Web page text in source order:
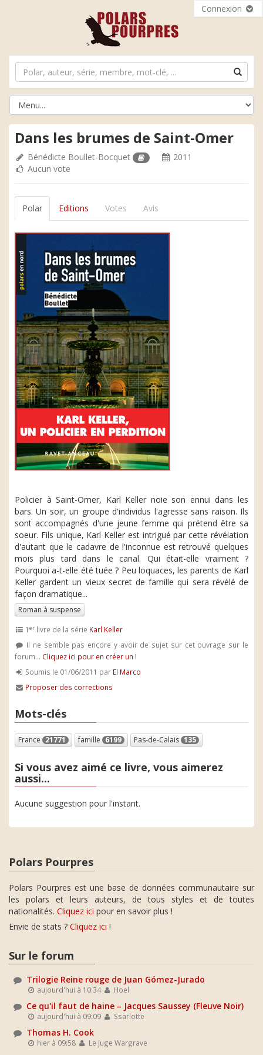
Connexion
Dans les brumes de Saint-Omer
Bénédicte Boullet-Bocquet
2011
Aucun vote
Polar Editions Votes Avis
Policier à Saint-Omer, Karl Keller noie son ennui dans les
bars. Un soir, un groupe d'individus l'agresse sans raison. Ils
sont accompagnés d'une jeune femme qui prétend être sa
soeur. Fils unique, Karl Keller est intrigué par cette révélation
d'autant que le cadavre de l'inconnue est retrouvé quelques
mois plus tard dans le canal. Qui était-elle vraiment ?
Pourquoi a-t-elle été tuée ? Peu loquaces, les parents de Karl
Keller gardent un vieux secret de famille qui sera révélé de
façon dramatique...
Roman à suspense
1er livre de la série Karl Keller
Il ne semble pas encore y avoir de sujet sur cet ouvrage sur le
forum... Cliquez ici pour en créer un !
Soumis le 01/06/2011 par El Marco
Proposer des corrections
Mots-clés
France 21771 famille 6199 Pas-de-Calais 135
Si vous avez aimé ce livre, vous aimerez
aussi...
Aucune suggestion pour l'instant.
Polars Pourpres
Polars Pourpres est une base de données communautaire sur
les polars et leurs auteurs, de tous styles et de toutes
nationalités. Cliquez ici pour en savoir plus !
Envie de stats ? Cliquez ici !
Sur le forum
Trilogie Reine rouge de Juan Gómez-Jurado
aujourd'hui à 10:34 Hoel
Ce qu'il faut de haine – Jacques Saussey (Fleuve Noir)
aujourd'hui à 09:09 Ssarlotte
Thomas H. Cook
hier à 09:58 Le Juge Wargrave